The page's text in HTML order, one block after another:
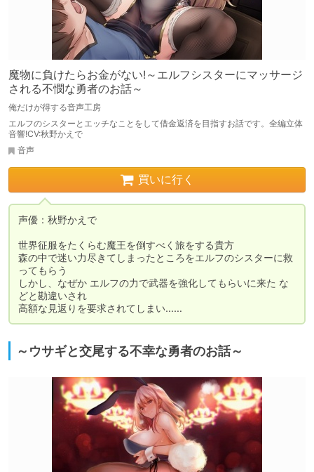
魔物に負けたらお金がない!～エルフシスターにマッサージ
される不憫な勇者のお話～
俺だけが得する音声工房
エルフのシスターとエッチなことをして借金返済を目指すお話です。全編立体
音響!CV:秋野かえで
音声
買いに行く
声優：秋野かえで
世界征服をたくらむ魔王を倒すべく旅をする貴方
森の中で迷い力尽きてしまったところをエルフのシスターに救
ってもらう
しかし、なぜか エルフの力で武器を強化してもらいに来た な
どと勘違いされ
高額な見返りを要求されてしまい……
～ウサギと交尾する不幸な勇者のお話～